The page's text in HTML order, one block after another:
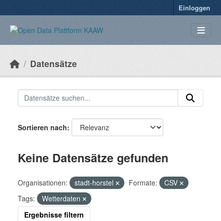
Einloggen
Datensätze
Sortieren nach
Keine Datensätze gefunden
Organisationen: stadt-horstel Formate:
CSV
Tags:
Wetterdaten
Ergebnisse filtern